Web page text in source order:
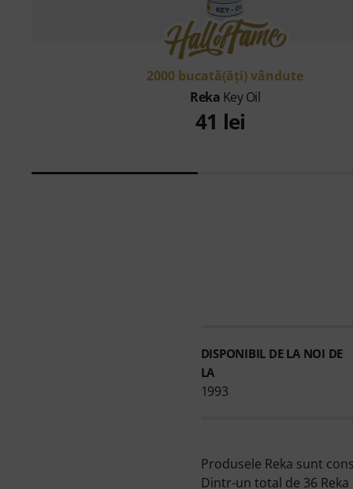
2000 bucată(ăţi) vândute
Reka Key Oil
41 lei
DISPONIBIL DE LA NOI DE
LA
1993
Produsele Reka sunt
Dintr-un total de 36